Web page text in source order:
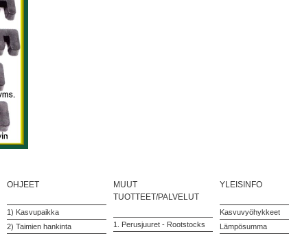
OHJEET
1) Kasvupaikka
2) Taimien hankinta
MUUT
TUOTTEET/PALVELUT
1. Perusjuuret - Rootstocks
YLEISINFO
Kasvuvyöhykkeet
Lämpösumma